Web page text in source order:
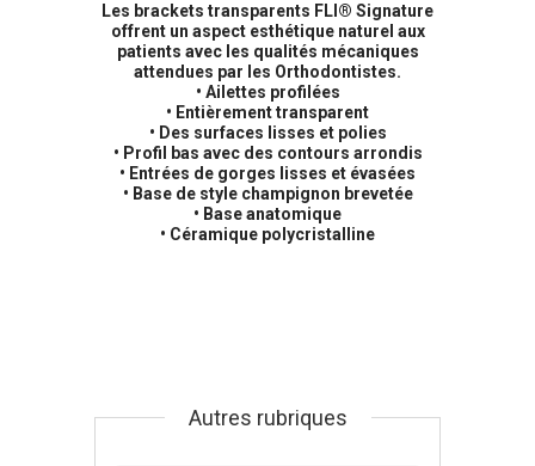
Les brackets transparents FLI® Signature
offrent un aspect esthétique naturel aux
patients avec les qualités mécaniques
attendues par les Orthodontistes.
• Ailettes profilées
• Entièrement transparent
• Des surfaces lisses et polies
• Profil bas avec des contours arrondis
• Entrées de gorges lisses et évasées
• Base de style champignon brevetée
• Base anatomique
• Céramique polycristalline
Autres rubriques